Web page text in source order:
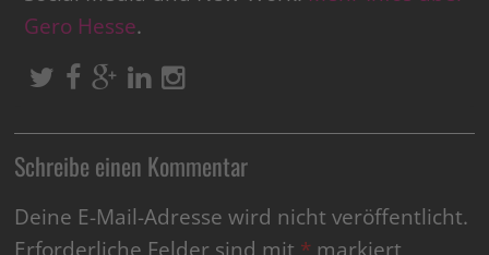
Gero Hesse.
Schreibe einen Kommentar
Deine E-Mail-Adresse wird nicht veröffentlicht.